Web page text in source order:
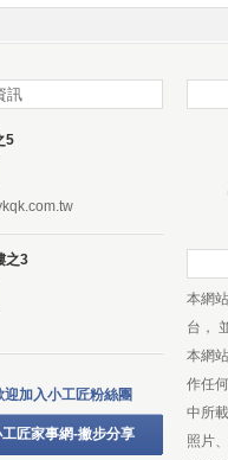
訊
5
之3
迎加入小工匠粉絲團
匠家事網-撇步分享
本網
台，
本網
作任
中所
照片